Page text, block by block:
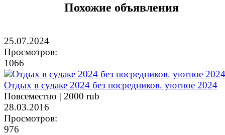
Похожие объявления
25.07.2024
Просмотров:
1066
Отдых в судаке 2024 без посредников. уютное 2024
Повсеместно | 2000 rub
28.03.2016
Просмотров:
976